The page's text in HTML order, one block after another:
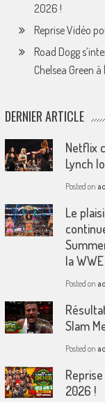
2026 !
Reprise Vidéo
Road Dogg
Chelsea Green
DERNIER ARTICLE
Netflix
Lynch
Posted on
Le
la WWE
Posted on
Slam
Posted on
2026 !